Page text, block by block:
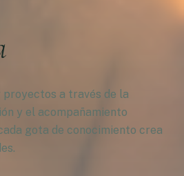
proyectos a través de la
y el acompañamiento
gota de conocimiento crea